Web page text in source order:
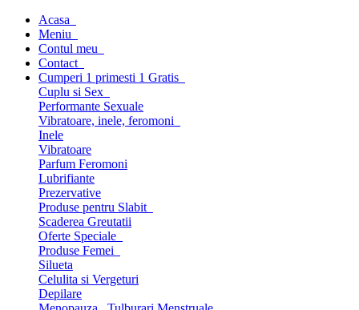
Acasa
Meniu
Contul meu
Contact
Cumperi 1 primesti 1 Gratis
Cuplu si Sex
Performante Sexuale
Vibratoare, inele, feromoni
Inele
Vibratoare
Parfum Feromoni
Lubrifiante
Prezervative
Produse pentru Slabit
Scaderea Greutatii
Oferte Speciale
Produse Femei
Silueta
Celulita si Vergeturi
Depilare